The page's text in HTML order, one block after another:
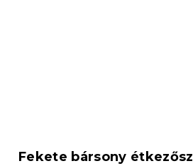
Fekete bársony